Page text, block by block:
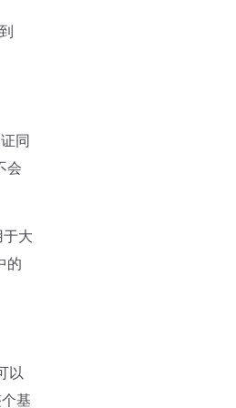
同
会
大
的
以
基